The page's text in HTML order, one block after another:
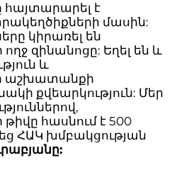
հայտարարել է
մասին:
կիրառել են
զինանոցը: Եղել են և
և
աշխատանքի
քվեարկություն: Մեր
հասնում է 500
ՀԱԿ խմբակցության